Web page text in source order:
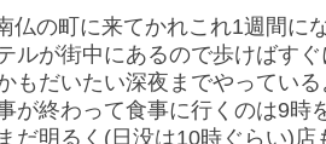
仏の町に来てかれこれ1週間に
ルが街中にあるので歩けばす
もだいたい深夜までやってい
が終わって食事に行くのは9時
だ明るく(日没は10時ぐらい)店